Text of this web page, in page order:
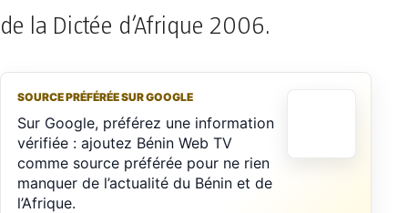
de la Dictée d’Afrique 2006.
SOURCE PRÉFÉRÉE SUR GOOGLE
Sur Google, préférez une information
vérifiée : ajoutez Bénin Web TV
comme source préférée pour ne rien
manquer de l’actualité du Bénin et de
l’Afrique.